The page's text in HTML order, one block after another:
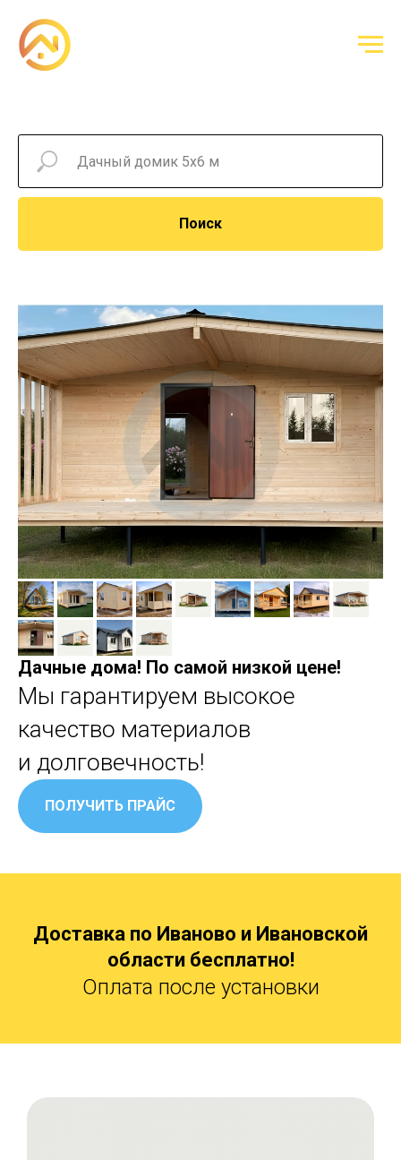
Поиск
Дачные дома! По самой низкой цене!
Мы гарантируем высокое
качество материалов
и долговечность!
ПОЛУЧИТЬ ПРАЙС
Доставка по Иваново и Ивановской
области бесплатно!
Оплата после установки